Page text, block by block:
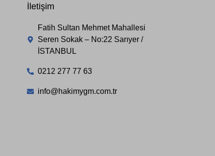
İletişim
Fatih Sultan Mehmet Mahallesi
Seren Sokak – No:22 Sarıyer /
İSTANBUL
0212 277 77 63
info@hakimygm.com.tr